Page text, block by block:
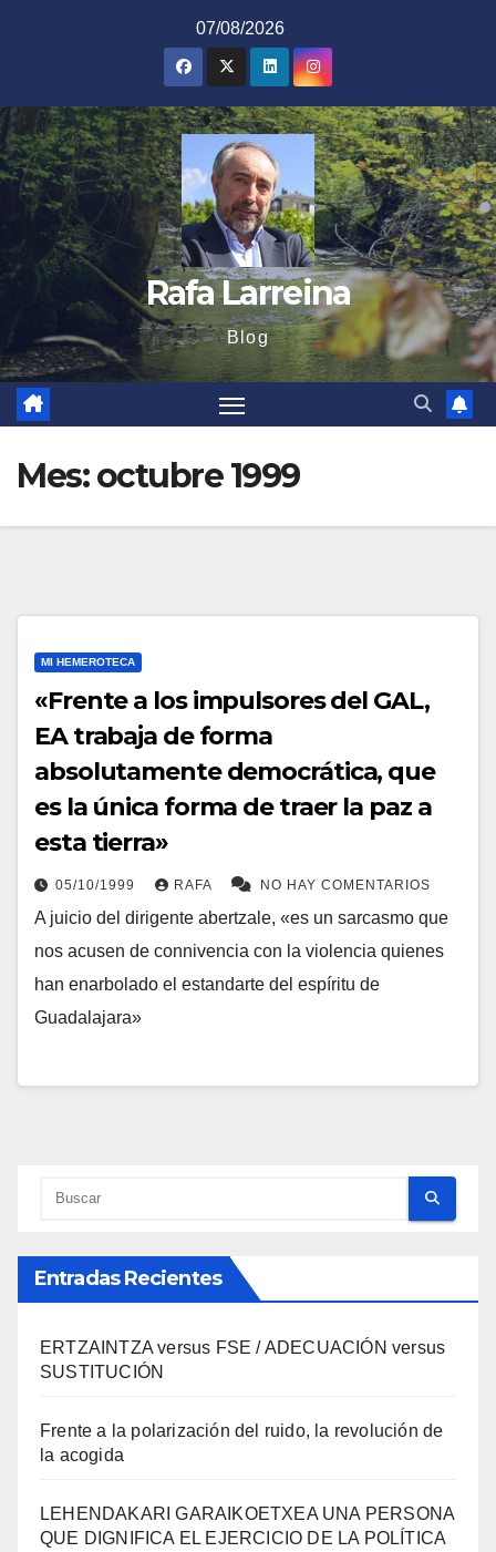
07/08/2026
Rafa Larreina
Blog
Mes:octubre 1999
MI HEMEROTECA
«Frente a los impulsores del GAL,
EA trabaja de forma
absolutamente democrática, que
es la única forma de traer la paz a
esta tierra»
05/10/1999 RAFA NO HAY COMENTARIOS
A juicio del dirigente abertzale, «es un sarcasmo que
nos acusen de connivencia con la violencia quienes
han enarbolado el estandarte del espí­ritu de
Guadalajara»
Entradas Recientes
ERTZAINTZA versus FSE / ADECUACIÓN versus
SUSTITUCIÓN
Frente a la polarización del ruido, la revolución de
la acogida
LEHENDAKARI GARAIKOETXEA UNA PERSONA
QUE DIGNIFICA EL EJERCICIO DE LA POLÍTICA